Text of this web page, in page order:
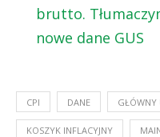
brutto.
nowe dane GUS
CPI DANE GŁÓWNY
KOSZYK INFLACYJNY